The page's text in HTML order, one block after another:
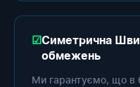
Симетрична
обмежень
Ми гарантуємо, що в